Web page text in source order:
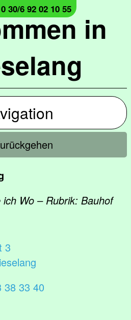
in
30/6 92 02 10 55
Wo – Rubrik: Bauhof
3
38 33 40